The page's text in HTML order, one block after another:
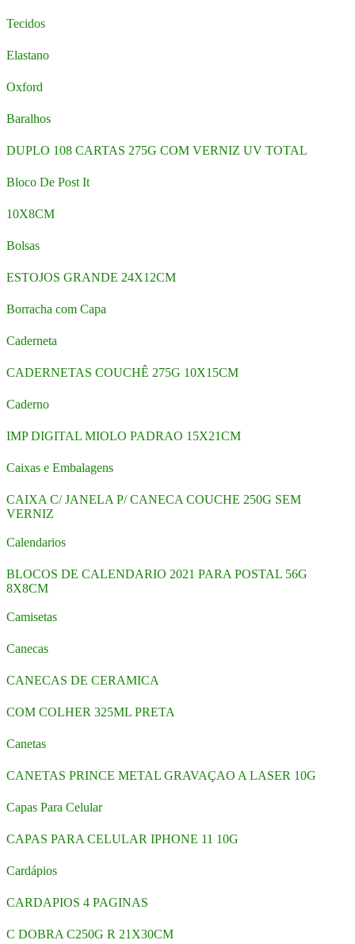
Tecidos
Elastano
Oxford
Baralhos
DUPLO 108 CARTAS 275G COM VERNIZ UV TOTAL
Bloco De Post It
10X8CM
Bolsas
ESTOJOS GRANDE 24X12CM
Borracha com Capa
Caderneta
CADERNETAS COUCHÊ 275G 10X15CM
Caderno
IMP DIGITAL MIOLO PADRAO 15X21CM
Caixas e Embalagens
CAIXA C/ JANELA P/ CANECA COUCHE 250G SEM
VERNIZ
Calendarios
BLOCOS DE CALENDARIO 2021 PARA POSTAL 56G
8X8CM
Camisetas
Canecas
CANECAS DE CERAMICA
COM COLHER 325ML PRETA
Canetas
CANETAS PRINCE METAL GRAVAÇAO A LASER 10G
Capas Para Celular
CAPAS PARA CELULAR IPHONE 11 10G
Cardápios
CARDAPIOS 4 PAGINAS
C DOBRA C250G R 21X30CM